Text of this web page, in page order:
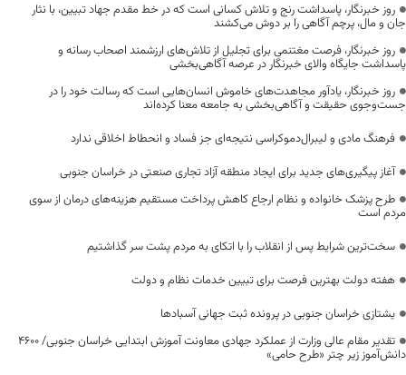
روز خبرنگار، پاسداشت رنج و تلاش کسانی است که در خط مقدم جهاد تبیین، با نثار
جان و مال، پرچم آگاهی را بر دوش می‌کشند
روز خبرنگار، فرصت مغتنمی برای تجلیل از تلاش‌های ارزشمند اصحاب رسانه و
پاسداشت جایگاه والای خبرنگار در عرصه آگاهی‌بخشی
روز خبرنگار، یادآور مجاهدت‌های خاموش انسان‌هایی است که رسالت خود را در
جست‌وجوی حقیقت و آگاهی‌بخشی به جامعه معنا کرده‌اند
فرهنگ مادی و لیبرال‌دموکراسی نتیجه‌ای جز فساد و انحطاط اخلاقی ندارد
آغاز پیگیری‌های جدید برای ایجاد منطقه آزاد تجاری صنعتی در خراسان جنوبی
طرح پزشک خانواده و نظام ارجاع کاهش پرداخت مستقیم هزینه‌های درمان از سوی
مردم است
سخت‌ترین شرایط پس از انقلاب را با اتکای به مردم پشت سر گذاشتیم
هفته دولت بهترین فرصت برای تبیین خدمات نظام و دولت
یشتازی خراسان جنوبی در پرونده ثبت جهانی آسبادها
تقدیر مقام عالی وزارت از عملکرد جهادی معاونت آموزش ابتدایی خراسان جنوبی/ ۴۶۰۰
دانش‌آموز زیر چتر «طرح حامی»